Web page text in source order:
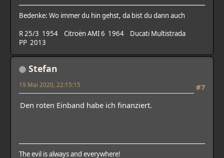
Bedenke: Wo immer du hin gehst, da bist du dann auch
R 25/3 1954 Citroën AMI 6 1964 Ducati Multistrada
PP 2013
Stefan
#7
19 Mai 2020, 22:15:15
Den roten Einband habe ich finanziert.
The evil is always and everywhere!